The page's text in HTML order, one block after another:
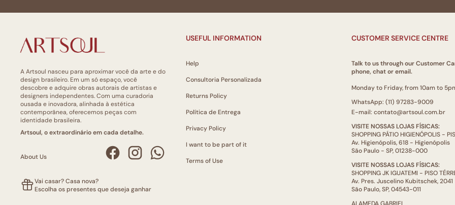
A Artsoul nasceu para aproximar você da arte e do
design brasileiro. Em um só espaço, você
descobre e adquire obras autorais de artistas e
designers independentes. Com uma curadoria
ousada e inovadora, alinhada à estética
contemporânea, oferecemos peças com
identidade brasileira.
Artsoul, o extraordinário em cada detalhe.
About Us
Vai casar? Casa nova?
Escolha os presentes que deseja ganhar
USEFUL INFORMATION
Help
Consultoria Personalizada
Returns Policy
Política de Entrega
Privacy Policy
I want to be part of it
Terms of Use
CUSTOMER SERVICE CENTRE
Talk to us through our Customer
phone, chat or email.
Monday to Friday, from 10am to
WhatsApp: (11) 97283-9009
E-mail: contato@artsoul.com.br
VISITE NOSSAS LOJAS FÍSICAS:
SHOPPING PÁTIO HIGIENÓPOLIS -
Av. Higienópolis, 618 - Higienópolis
São Paulo - SP, 01238-000
VISITE NOSSAS LOJAS FÍSICAS:
SHOPPING JK IGUATEMI - PISO
Av. Pres. Juscelino Kubitschek, 2041
São Paulo, SP, 04543-011